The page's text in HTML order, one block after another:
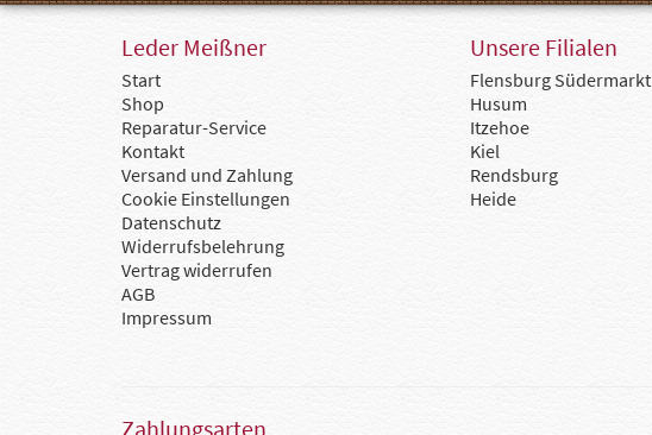
Leder Meißner
Start
Shop
Reparatur-Service
Kontakt
Versand und Zahlung
Cookie Einstellungen
Datenschutz
Widerrufsbelehrung
Vertrag widerrufen
AGB
Impressum
Unsere Filialen
Flensburg Südermarkt
Husum
Itzehoe
Kiel
Rendsburg
Heide
Zahlungsarten